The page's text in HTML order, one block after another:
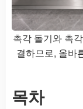
촉각 돌기와 촉
결하므로, 올바
목차